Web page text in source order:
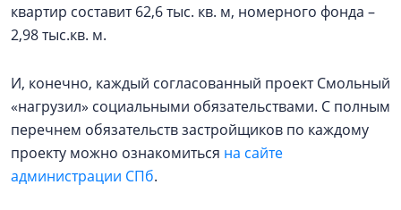
квартир составит 62,6 тыс. кв. м, номерного фонда –
2,98 тыс.кв. м.
И, конечно, каждый согласованный проект Смольный
«нагрузил» социальными обязательствами. С полным
перечнем обязательств застройщиков по каждому
проекту можно ознакомиться на сайте
администрации СПб.